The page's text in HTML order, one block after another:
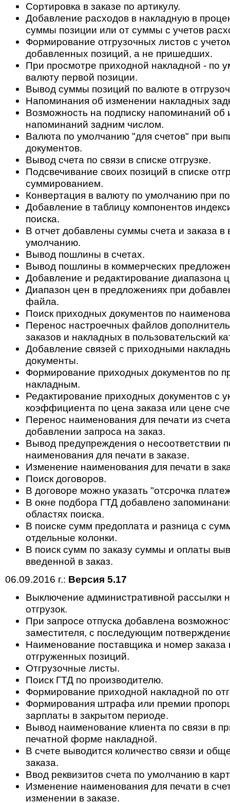
Cортировка в заказе по артикулу.
Добавление расходов в накладную в
суммы позиции или от суммы с учетов
Формирование отгрузочных листов с
добавленных позиций, а не пришедших.
При просмотре приходной накладной - по
валюту первой позиции.
Вывод суммы позиций по валюте в
Напоминания об изменении накладных
Возможность на подписку напоминаний об
напоминаний задним числом.
Валюта по умолчанию "для счетов" при
документов.
Вывод счета по связи в списке отгрузке.
Подсвечивание своих позиций в списке
суммированием.
Конвертация в валюту по умолчанию при
Добавление в таблицу компонентов
поиска.
В отчет добавлены суммы счета и заказа в
умолчанию.
Вывод пошлины в счетах.
Вывод пошлины в коммерческих
Добавление и редактирование диапазона
Диапазон цен в предложениях при
файла.
Поиск приходных документов по
Перенос настроечных файлов
заказов и накладных в пользовательский
Добавление связей с приходными
документы.
Формирование приходных документов по
накладным.
Редактирование приходных документов с
коэффициента по цена заказа или цене
Перенос наименования для печати из
добавлении запроса на заказ.
Вывод предупреждения о несоответствии
наименования для печати в заказе.
Изменение наименования для печати в
Поиск договоров.
В договоре можно указать "отсрочка
В окне подбора ГТД добавлено
областях поиска.
В поиске сумм предоплата и разница с
отдельные колонки.
В поиск сумм по заказу суммы и оплаты
введенной в заказ.
06.09.2016 г.: Версия 5.17
Выключение административной рассылки
отгрузок.
При запросе отпуска добавлена
заместителя, с последующим
Наименование поставщика и номер
отгруженных позиций.
Отгрузочные листы.
Поиск ГТД по производителю.
Формирование приходной накладной по
Формирования штрафа или премии
зарплаты в закрытом периоде.
Вывод наименование клиента по связи в
печатной форме накладной.
В счете выводится количество связи и
заказа.
Ввод реквизитов счета по умолчанию в
Изменение наименования для печати в
изменении в заказе.